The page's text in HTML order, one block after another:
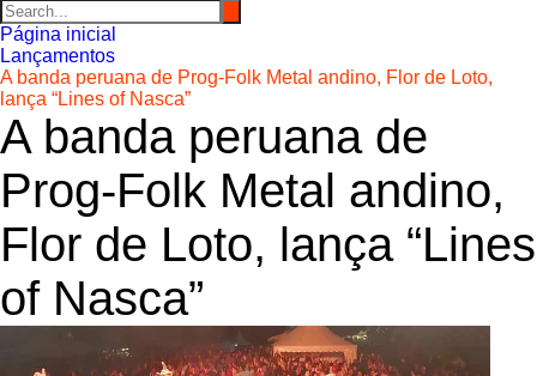
Página inicial
Lançamentos
A banda peruana de Prog-Folk Metal andino, Flor de Loto,
lança “Lines of Nasca”
A banda peruana de
Prog-Folk Metal andino,
Flor de Loto, lança “Lines
of Nasca”